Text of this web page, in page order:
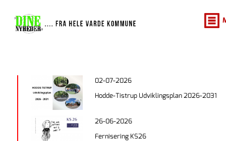
02-07-2026
Hodde-Tistrup Udviklingsplan 2026-2031
26-06-2026
Fernisering KS26